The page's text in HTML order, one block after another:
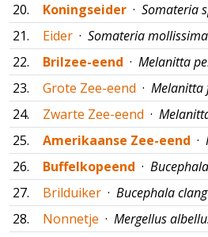
20.
Koningseider · Somateria
21.
Eider · Somateria mollissima
22.
Brilzee-eend · Melanitta
23.
Grote Zee-eend · Melanitta
24.
Zwarte Zee-eend ·
25.
Amerikaanse Zee-eend ·
26.
Buffelkopeend ·
27.
Brilduiker · Bucephala
28.
Nonnetje · Mergellus